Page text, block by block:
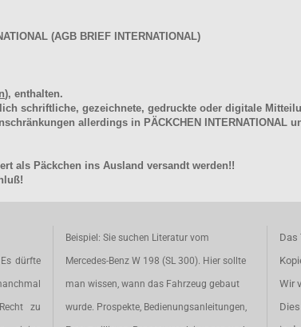
(AGB BRIEF INTERNATIONAL)
), enthalten.
schriftliche, gezeichnete, gedruckte oder digitale
allerdings in PÄCKCHEN INTERNATIONAL
als Päckchen ins Ausland versandt werden!!
dürfte
zu
Beispiel: Sie suchen Literatur vom
Mercedes-Benz W 198 (SL 300). Hier sollte
man wissen, wann das Fahrzeug gebaut
wurde. Prospekte, Bedienungsanleitungen,
Das
Wir